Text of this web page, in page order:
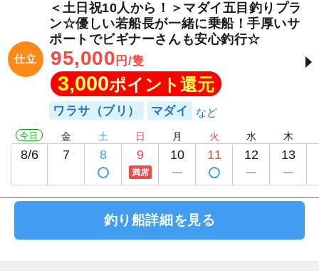
仕立
＜土日祝10人から！＞マダイ五目釣りプラ
ン☆優しい若船長が一緒に乗船！手厚いサ
ポートでビギナーさんも安心釣行☆
95,000 円/隻
3,000ポイント還元
ワラサ（ブリ） マダイ
今日
8/6
金
7
土
8
日
9
満席
月
10
火
11
水
12
木
13
釣り船詳細を見る